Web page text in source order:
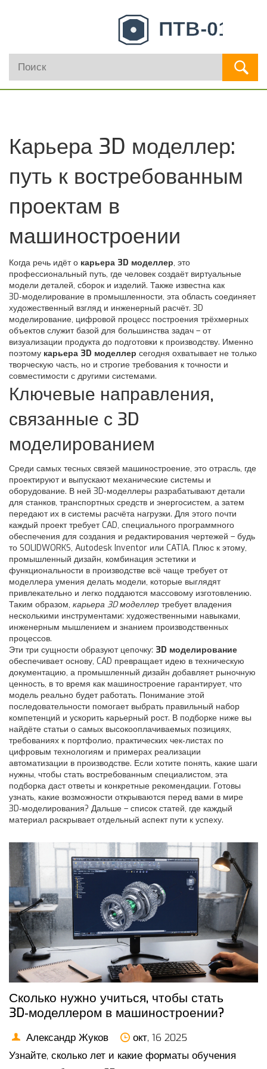
Карьера 3D моделлер:
путь к востребованным
проектам в
машиностроении
Когда речь идёт о карьера 3D моделлер, это
профессиональный путь, где человек создаёт виртуальные
модели деталей, сборок и изделий. Также известна как
3D‑моделирование в промышленности, эта область соединяет
художественный взгляд и инженерный расчёт. 3D
моделирование, цифровой процесс построения трёхмерных
объектов служит базой для большинства задач – от
визуализации продукта до подготовки к производству. Именно
поэтому карьера 3D моделлер сегодня охватывает не только
творческую часть, но и строгие требования к точности и
совместимости с другими системами.
Ключевые направления,
связанные с 3D
моделированием
Среди самых тесных связей машиностроение, это отрасль, где
проектируют и выпускают механические системы и
оборудование. В ней 3D‑моделлеры разрабатывают детали
для станков, транспортных средств и энергосистем, а затем
передают их в системы расчёта нагрузки. Для этого почти
каждый проект требуетCAD, специального программного
обеспечения для создания и редактирования чертежей – будь
то SOLIDWORKS, Autodesk Inventor или CATIA. Плюс к этому,
промышленный дизайн, комбинация эстетики и
функциональности в производстве всё чаще требует от
моделлера умения делать модели, которые выглядят
привлекательно и легко поддаются массовому изготовлению.
Таким образом, карьера 3D моделлер требует владения
несколькими инструментами: художественными навыками,
инженерным мышлением и знанием производственных
процессов.
Эти три сущности образуют цепочку: 3D моделирование
обеспечивает основу, CAD превращает идею в техническую
документацию, а промышленный дизайн добавляет рыночную
ценность, в то время как машиностроение гарантирует, что
модель реально будет работать. Понимание этой
последовательности помогает выбрать правильный набор
компетенций и ускорить карьерный рост. В подборке ниже вы
найдёте статьи о самых высокооплачиваемых позициях,
требованиях к портфолио, практических чек‑листах по
цифровым технологиям и примерах реализации
автоматизации в производстве. Если хотите понять, какие шаги
нужны, чтобы стать востребованным специалистом, эта
подборка даст ответы и конкретные рекомендации. Готовы
узнать, какие возможности открываются перед вами в мире
3D‑моделирования? Дальше – список статей, где каждый
материал раскрывает отдельный аспект пути к успеху.
Сколько нужно учиться, чтобы стать
3D‑моделлером в машиностроении?
Александр Жуков
окт, 16 2025
Узнайте, сколько лет и какие форматы обучения